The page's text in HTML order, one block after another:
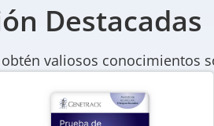
Destacadas
valiosos conocimientos